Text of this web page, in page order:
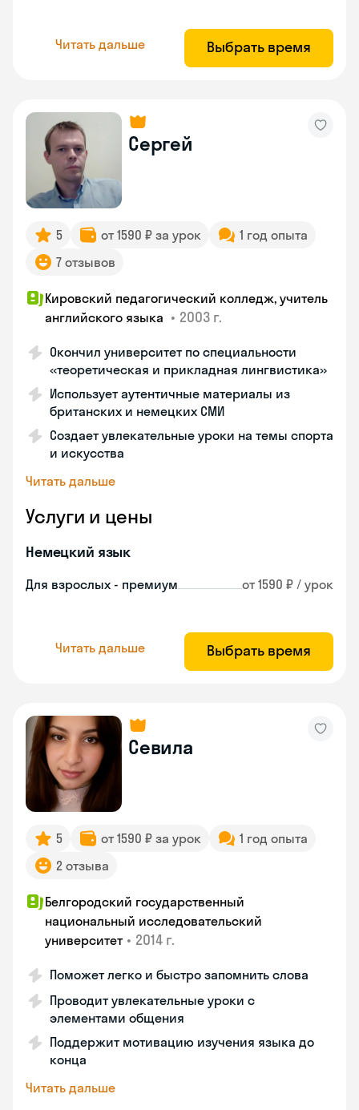
Читать дальше Выбрать время
Сергей
5 от 1590 ₽ за урок
1 год опыта
7 отзывов
Кировский педагогический колледж, учитель
английского языка • 2003 г.
Окончил университет по специальности
«теоретическая и прикладная лингвистика»
Использует аутентичные материалы из
британских и немецких СМИ
Создает увлекательные уроки на темы спорта
и искусства
Читать дальше
Услуги и цены
Немецкий язык
Для взрослых - премиум от 1590 ₽ / урок
Читать дальше Выбрать время
Севила
5 от 1590 ₽ за урок
1 год опыта
2 отзыва
Белгородский государственный
национальный исследовательский
университет • 2014 г.
Поможет легко и быстро запомнить слова
Проводит увлекательные уроки с
элементами общения
Поддержит мотивацию изучения языка до
конца
Читать дальше